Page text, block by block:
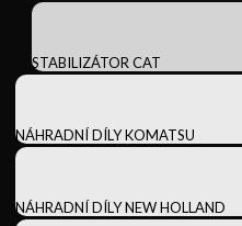
STABILIZÁTOR CAT
NÁHRADNÍ DÍLY KOMATSU
NÁHRADNÍ DÍLY NEW HOLLAND